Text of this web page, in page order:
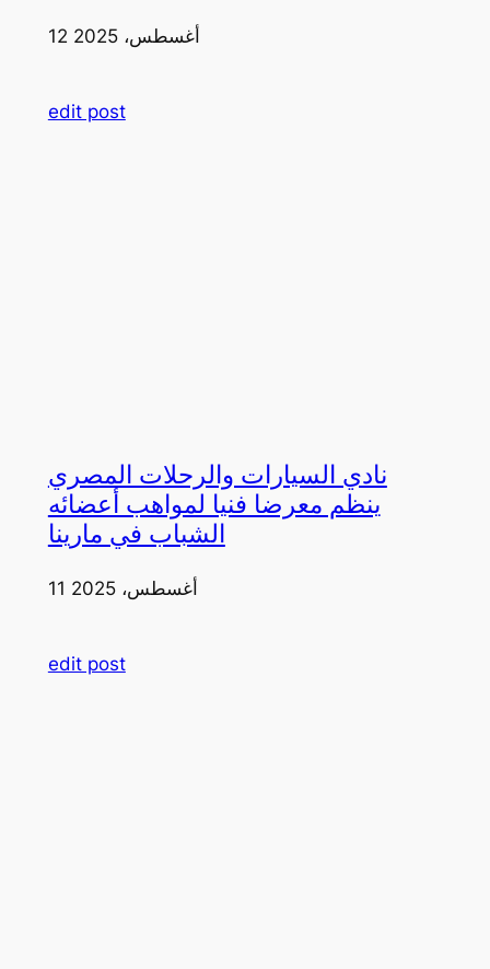
12 أغسطس، 2025
edit post
نادي السيارات والرحلات المصري
ينظم معرضا فنيا لمواهب أعضائه
الشباب في مارينا
11 أغسطس، 2025
edit post